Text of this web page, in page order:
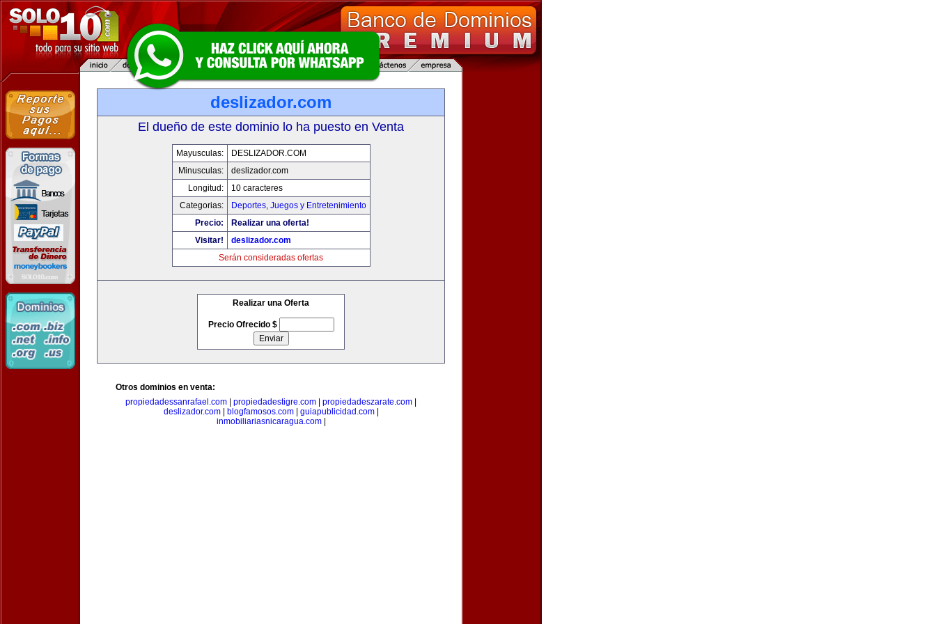
deslizador.com
El dueño de este dominio lo ha puesto en Venta
Mayusculas:
DESLIZADOR.COM
Minusculas:
deslizador.com
Longitud:
10 caracteres
Categorias:
Deportes, Juegos y Entretenimiento
Precio:
Realizar una oferta!
Visitar!
deslizador.com
Serán consideradas ofertas
Realizar una Oferta
Precio Ofrecido $
Otros dominios en venta:
propiedadessanrafael.com
propiedadestigre.com propiedadeszarate.com
deslizador.com| blogfamosos.com| guiapublicidad.com|
inmobiliariasnicaragua.com|